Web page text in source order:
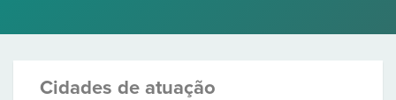
Cidades de atuação